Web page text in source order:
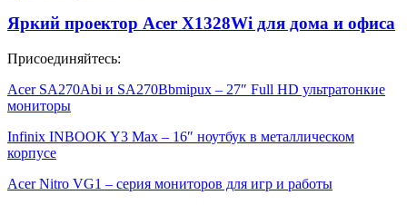
Яркий проектор Acer X1328Wi для дома и офиса
Присоединяйтесь:
Acer SA270Abi и SA270Bbmipux – 27″ Full HD ультратонкие
мониторы
Infinix INBOOK Y3 Max – 16″ ноутбук в металлическом
корпусе
Acer Nitro VG1 – серия мониторов для игр и работы